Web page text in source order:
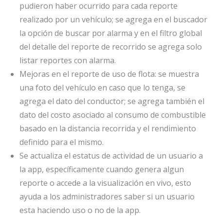
pudieron haber ocurrido para cada reporte
realizado por un vehículo; se agrega en el buscador
la opción de buscar por alarma y en el filtro global
del detalle del reporte de recorrido se agrega solo
listar reportes con alarma.
Mejoras en el reporte de uso de flota: se muestra
una foto del vehículo en caso que lo tenga, se
agrega el dato del conductor; se agrega también el
dato del costo asociado al consumo de combustible
basado en la distancia recorrida y el rendimiento
definido para el mismo.
Se actualiza el estatus de actividad de un usuario a
la app, específicamente cuando genera algun
reporte o accede a la visualización en vivo, esto
ayuda a los administradores saber si un usuario
esta haciendo uso o no de la app.